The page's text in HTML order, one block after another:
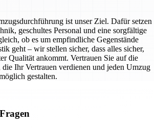
ist unser Ziel. Dafür setzen
geschultes Personal und eine sorgfältige
ob es um empfindliche Gegenstände
geht – wir stellen sicher, dass alles sicher,
Qualität ankommt. Vertrauen Sie auf die
Ihr Vertrauen verdienen und jeden Umzug
gestalten.